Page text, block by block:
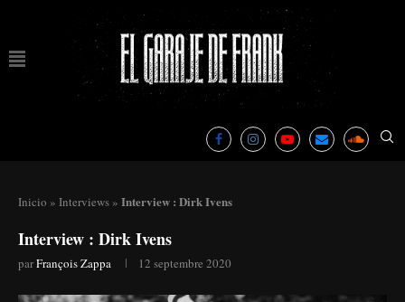
Inicio » Interviews » Interview : Dirk Ivens
Interview : Dirk Ivens
parFrançois Zappa 12 septembre 2020